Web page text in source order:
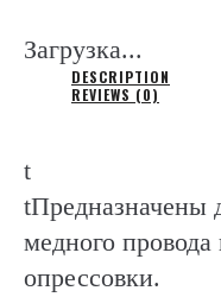
Загрузка...
DESCRIPTION
REVIEWS (0)
t
tПредназначены
медного
опрессовки.